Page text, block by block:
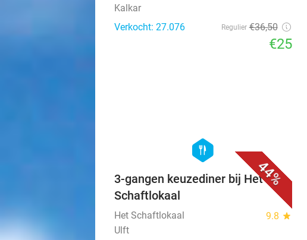
Kalkar
Verkocht: 27.076
Regulier €36,50
€25
44%
hexagon
food
3-gangen keuzediner bij Het
Schaftlokaal
Het Schaftlokaal 9.8 star
Ulft